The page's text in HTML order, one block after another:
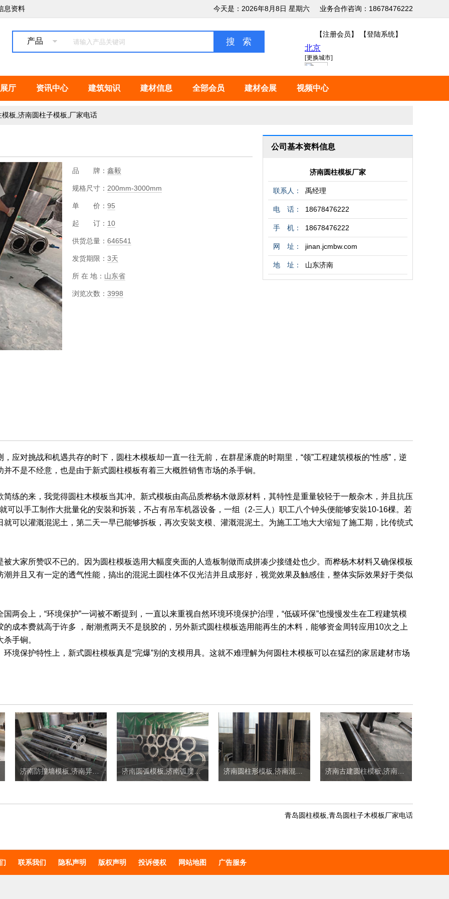
息资料 今天是：2026年8月8日 星期六 业务合作咨询：18678476222
产品
【注册会员】 【登陆系统】
厅 资讯中心 建筑知识 建材信息 全部会员 建材会展 视频中心
板,济南圆柱子模板,厂家电话
品 牌： 鑫毅
规格尺寸： 200mm-3000mm
单 价： 95
起 订： 10
供货总量： 646541
发货期限： 3天
所 在 地： 山东省
浏览次数： 3998
公司基本资料信息
济南圆柱模板厂家
联系人： 禹经理
电 话： 18678476222
手 机： 18678476222
网 址： jinan.jcmbw.com
地 址： 山东济南
应对挑战和机遇共存的时下，圆柱木模板却一直一往无前，在群星涿鹿的时期里，“领”工程建筑模板的“性感”，逆
不是不经意，也是由于新式圆柱模板有着三大概胜销售市场的杀手锏。
练的来，我觉得圆柱木模板当其冲。新式模板由高品质桦杨木做原材料，其特性是重量较轻于一般杂木，并且抗压
可以手工制作大批量化的安裝和拆装，不占有吊车机器设备，一组（2-三人）职工八个钟头便能够安裝10-16棵。若
可以灌溉混泥土，第二天一早已能够拆板，再次安裝支模、灌溉混泥土。为施工工地大大缩短了施工期，比传统式
大家所赞叹不已的。因为圆柱模板选用大幅度夹面的人造板制做而成拼凑少接缝处也少。而桦杨木材料又确保模板
并且又有一定的透气性能，搞出的混泥土圆柱体不仅光洁并且成形好，视觉效果及触感佳，整体实际效果好于类似
两会上，“环境保护”一词被不断提到，一直以来重视自然环境环境保护治理，“低碳环保”也慢慢发生在工程建筑模
成本费就高于许多 ，耐潮煮两天不是脱胶的，另外新式圆柱模板选用能再生的木料，能够资金周转应用10次之上
手锏。
境保护特性上，新式圆柱模板真是“完爆”别的支模用具。这就不难理解为何圆柱木模板可以在猛烈的家居建材市场
济南圆弧模板,济南弧度模板定制价格
青岛圆柱模板,青岛圆柱子木模板厂家电话
联系我们 隐私声明 版权声明 投诉侵权 网站地图 广告服务